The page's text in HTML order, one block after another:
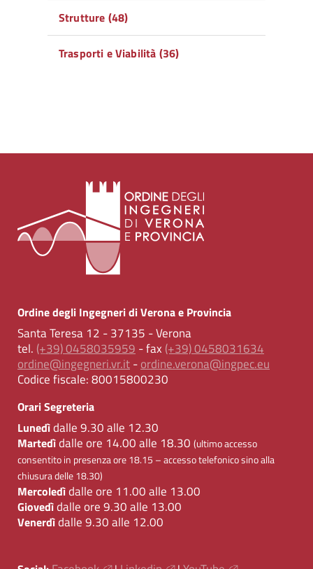
Strutture (48)
Trasporti e Viabilità (36)
Ordine degli Ingegneri di Verona e Provincia
Santa Teresa 12 - 37135 - Verona
tel. (+39) 0458035959- fax (+39) 0458031634
ordine@ingegneri.vr.it-ordine.verona@ingpec.eu
Codice fiscale:80015800230
Orari Segreteria
Lunedìdalle 9.30 alle 12.30
Martedìdalle ore 14.00 alle 18.30 (ultimo accesso
consentito in presenza ore 18.15 – accesso telefonico sino alla
chiusura delle 18.30)
Mercoledìdalle ore 11.00 alle 13.00
Giovedìdalle ore 9.30 alle 13.00
Venerdìdalle 9.30 alle 12.00